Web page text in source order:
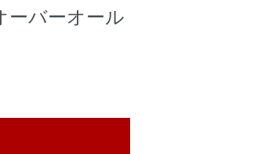
ーバーオール